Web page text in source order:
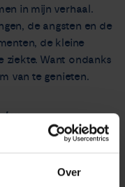
Over
in mijn verhaal.
de angsten en de
de kleine
ziekte. Want ondanks
van te genieten.